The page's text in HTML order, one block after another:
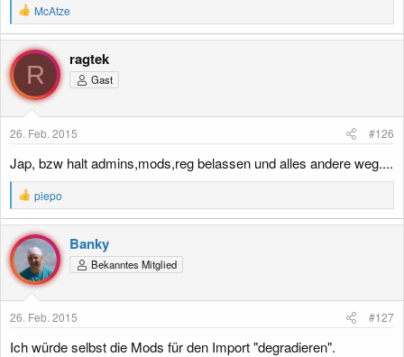
R
e
a
k
t
i
o
n
n
McAtze
R
ragtek
Gast
26. Feb. 2015 #126
Jap, bzw halt admins,mods,reg belassen und alles andere weg....
R
e
a
k
t
i
o
n
n
piepo
Banky
Bekanntes Mitglied
26. Feb. 2015 #127
Ich würde selbst die Mods für den Import "degradieren".